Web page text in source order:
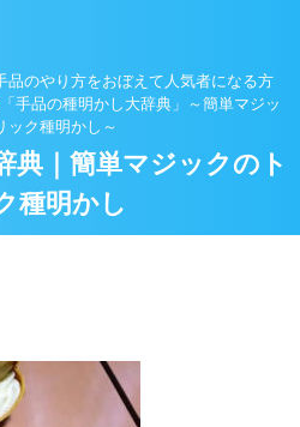
品のやり方をおぼえて人気者になる方
手品の種明かし大辞典」～簡単マジッ
ック種明かし～
典｜簡単マジックのト
種明かし